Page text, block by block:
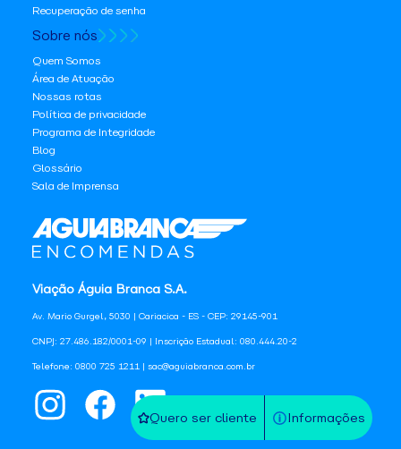
Quero ser cliente Informações
Viação Águia Branca S.A.
Av. Mario Gurgel, 5030 | Cariacica - ES - CEP: 29145-901
CNPJ: 27.486.182/0001-09 | Inscrição Estadual: 080.444.20-2
Telefone: 0800 725 1211 | sac@aguiabranca.com.br
Recuperação de senha
Sobre nós
Quem Somos
Área de Atuação
Nossas rotas
Política de privacidade
Programa de Integridade
Blog
Glossário
Sala de Imprensa